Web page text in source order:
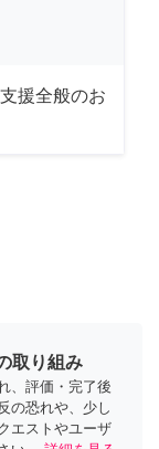
援全般のお
取り組み
、評価・完了後
の恐れや、少し
エストやユーザ